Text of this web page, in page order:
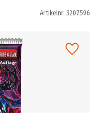
Artikelnr. 3207596